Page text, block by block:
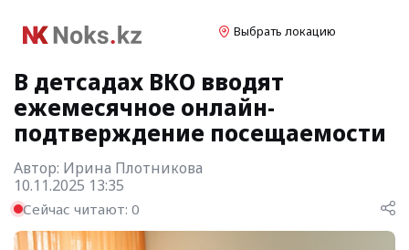
Выбрать локацию
В детсадах ВКО вводят
ежемесячное онлайн-
подтверждение посещаемости
Автор: Ирина Плотникова
10.11.2025 13:35
Сейчас читают: 0